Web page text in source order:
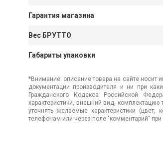
Гарантия магазина
Вес БРУТТО
Габариты упаковки
*Внимание: описание товара на сайте носит
документации производителя и ни при
Гражданского Кодекса Российской
характеристики, внешний вид,
уточнять желаемые характеристики
телефонам или через поле "комментарий"